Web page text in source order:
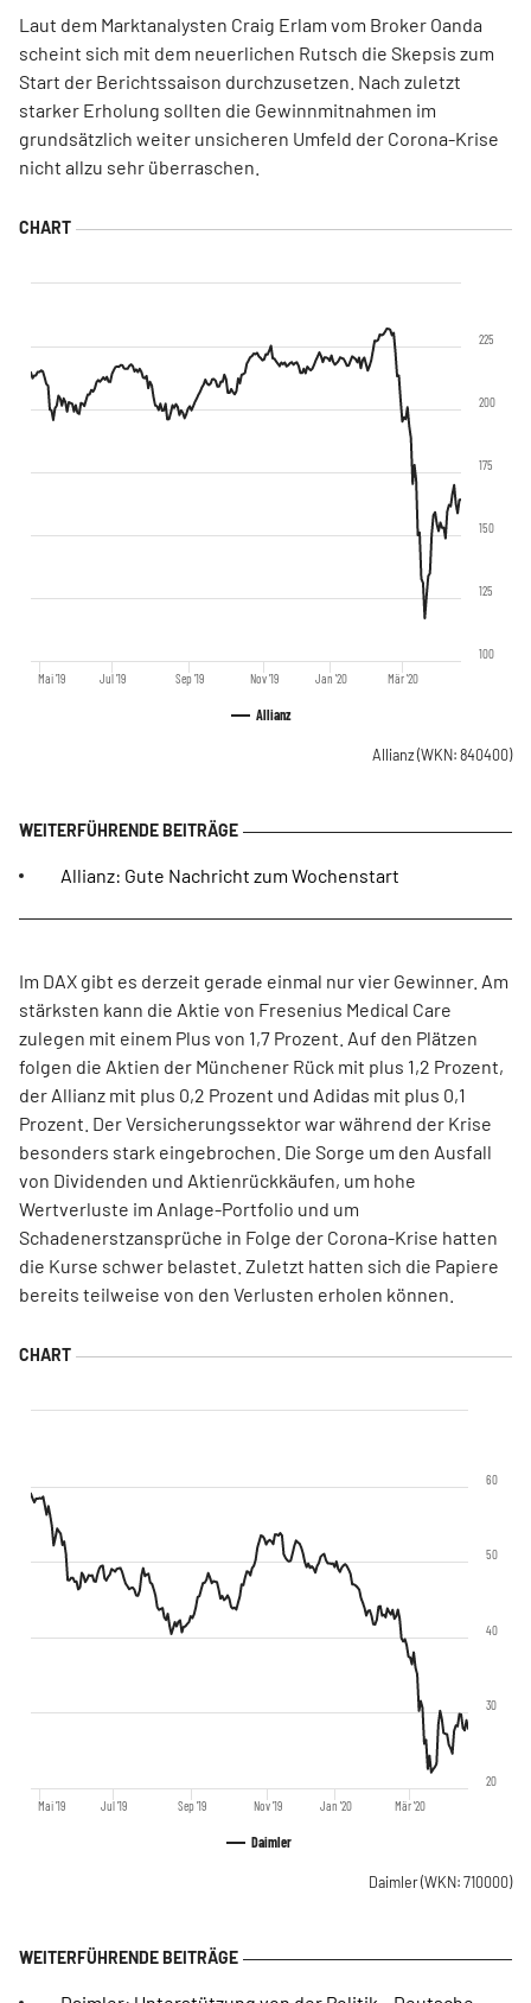
Laut dem Marktanalysten Craig Erlam vom Broker Oanda
scheint sich mit dem neuerlichen Rutsch die Skepsis zum
Start der Berichtssaison durchzusetzen. Nach zuletzt
starker Erholung sollten die Gewinnmitnahmen im
grundsätzlich weiter unsicheren Umfeld der Corona-Krise
nicht allzu sehr überraschen.
Allianz
Mai '19 Jul '19 Sep '19 Nov '19 Jan '20 Mär '20
100
125
150
175
200
225
Allianz (WKN: 840400)
Allianz: Gute Nachricht zum Wochenstart
Im DAX gibt es derzeit gerade einmal nur vier Gewinner. Am
stärksten kann die Aktie von Fresenius Medical Care
zulegen mit einem Plus von 1,7 Prozent. Auf den Plätzen
folgen die Aktien der Münchener Rück mit plus 1,2 Prozent,
der Allianz mit plus 0,2 Prozent und Adidas mit plus 0,1
Prozent. Der Versicherungssektor war während der Krise
besonders stark eingebrochen. Die Sorge um den Ausfall
von Dividenden und Aktienrückkäufen, um hohe
Wertverluste im Anlage-Portfolio und um
Schadenerstzansprüche in Folge der Corona-Krise hatten
die Kurse schwer belastet. Zuletzt hatten sich die Papiere
bereits teilweise von den Verlusten erholen können.
Daimler
Mai '19 Jul '19 Sep '19 Nov '19 Jan '20 Mär '20
20
30
40
50
60
Daimler(WKN: 710000)